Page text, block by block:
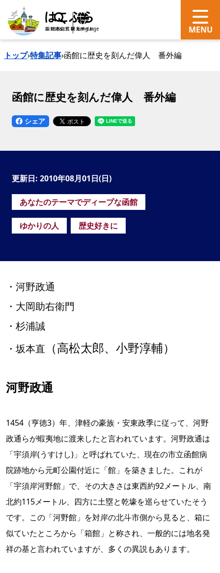
search Language
トップ›特集記事›函館に歴史を刻んだ偉人 番外編
函館に歴史を刻んだ偉人 番外編
シェア
更新日: 2010年08月01日(日)
あなたのテーマでディープな函館
ゆかりの人 歴史好きに
・河野政通
・大岡助右衛門
・杉浦誠
・坂本直 （高松太郎、小野淳輔）
河野政通
1454（亨徳3）年、津軽の豪族・安東政季に従って、河野
政通らが蝦夷地に渡来したと言われています。河野政通は
「宇須岸(うすけし)」と呼ばれていた、現在の市立函館病
院跡地から元町公園付近に「館」を築きました。これが
「宇須岸河野館」で、その大きさは東西約92メートル、南
北約115メートル、四方に土塁と乾壕を巡らせていたそう
です。この「河野館」を対岸の北斗市側から見ると、箱に
似ていたところから「箱館」と称され、一般的には地名発
祥の基と言われていますが、多くの異説もあります。